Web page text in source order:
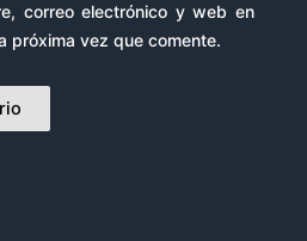
correo electrónico y web en
próxima vez que comente.